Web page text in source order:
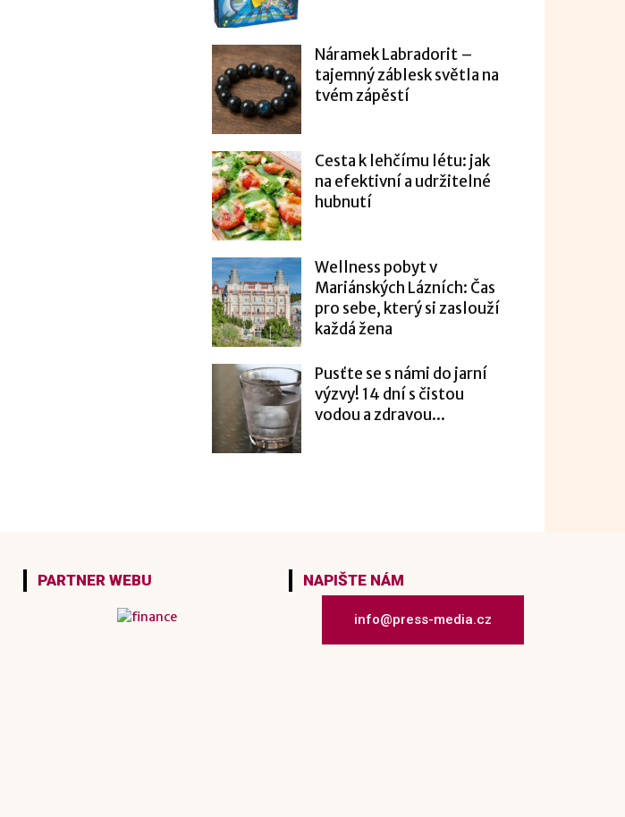
Náramek Labradorit –
tajemný záblesk světla na
tvém zápěstí
Cesta k lehčímu létu: jak
na efektivní a udržitelné
hubnutí
Wellness pobyt v
Mariánských Lázních: Čas
pro sebe, který si zaslouží
každá žena
Pusťte se s námi do jarní
výzvy! 14 dní s čistou
vodou a zdravou...
PARTNER WEBU NAPIŠTE NÁM
info@press-media.cz